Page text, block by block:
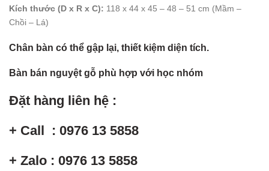
Kích thước (D x R x C): 118 x 44 x 45 – 48 – 51 cm (Mầm –
Chồi – Lá)
Chân bàn có thể gập lại, thiết kiệm diện tích.
Bàn bán nguyệt gỗ phù hợp với học nhóm
Đặt hàng liên hệ :
+ Call : 0976 13 5858
+ Zalo : 0976 13 5858